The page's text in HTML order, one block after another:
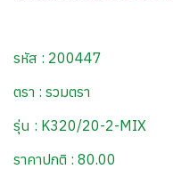
รหัส : 200447
ตรา : รวมตรา
รุ่น : K320/20-2-MIX
ราคาปกติ : 80.00